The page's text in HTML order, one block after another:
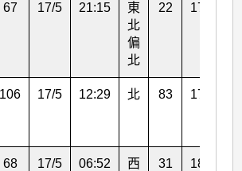
67 17/5 21:15
東
北
偏
北
22 17/5
106 17/5 12:29 北 83 17/5
68 17/5 06:52
西
31 18/5